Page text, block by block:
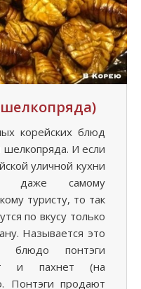
корейских блюд
шелкопряда. И если
уличной кухни
даже самому
туристу, то так
по вкусу только
Называется это
блюдо понтэги
и пахнет (на
Понтэги продают